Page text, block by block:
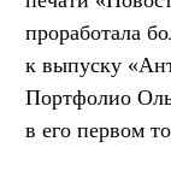
проработала
к выпуску
Портфолио
в его первом